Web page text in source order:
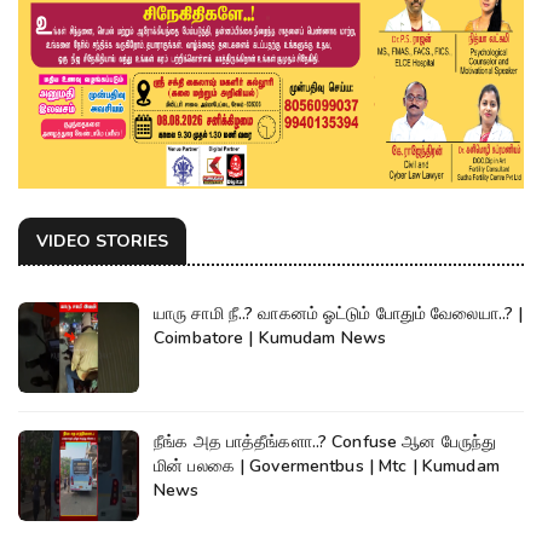
VIDEO STORIES
யாரு சாமி நீ..? வாகனம் ஓட்டும் போதும் வேலையா..? |
Coimbatore | Kumudam News
நீங்க அத பாத்தீங்களா..? Confuse ஆன பேருந்து
மின் பலகை | Govermentbus | Mtc | Kumudam
News